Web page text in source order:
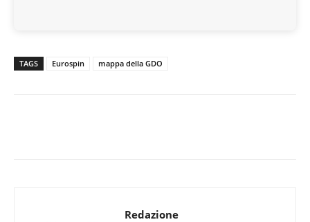
TAGS Eurospin mappa della GDO
Redazione